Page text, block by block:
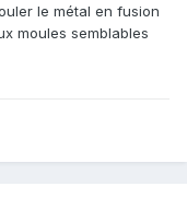
le métal en fusion
moules semblables